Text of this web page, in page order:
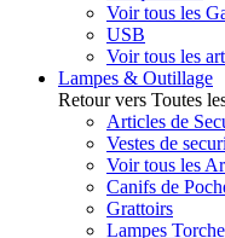
Voir tous les
USB
Voir tous les
Lampes & Outillage
Retour vers Toutes
Articles de
Vestes de
Voir tous les
Canifs de
Grattoirs
Lampes